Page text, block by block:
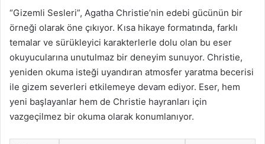
“Gizemli Sesleri”, Agatha Christie’nin edebi gücünün bir
örneği olarak öne çıkıyor. Kısa hikaye formatında, farklı
temalar ve sürükleyici karakterlerle dolu olan bu eser
okuyucularına unutulmaz bir deneyim sunuyor. Christie,
yeniden okuma isteği uyandıran atmosfer yaratma becerisi
ile gizem severleri etkilemeye devam ediyor. Eser, hem
yeni başlayanlar hem de Christie hayranları için
vazgeçilmez bir okuma olarak konumlanıyor.